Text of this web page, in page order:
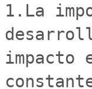
1.La
impacto